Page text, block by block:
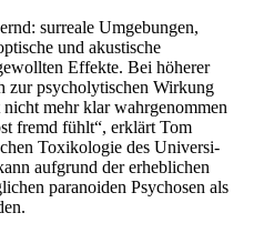
surreale Umgebungen,
und akustische
Effekte. Bei höherer
zur psycholytischen Wirkung
nicht mehr klar wahrgenommen
fremd fühlt“, erklärt Tom
Toxikologie des Universi­
aufgrund der erheblichen
paranoiden Psychosen als